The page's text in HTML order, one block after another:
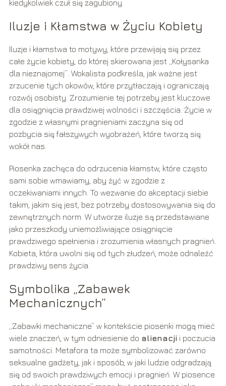
kiedykolwiek czuł się zagubiony.
Iluzje i Kłamstwa w Życiu Kobiety
Iluzje i kłamstwa to motywy, które przewijają się przez
całe życie kobiety, do której skierowana jest „Kołysanka
dla nieznajomej”. Wokalista podkreśla, jak ważne jest
zrzucenie tych okowów, które przytłaczają i ograniczają
rozwój osobisty. Zrozumienie tej potrzeby jest kluczowe
dla osiągnięcia prawdziwej wolności i szczęścia. Życie w
zgodzie z własnymi pragnieniami zaczyna się od
pozbycia się fałszywych wyobrażeń, które tworzą się
wokół nas.
Piosenka zachęca do odrzucenia kłamstw, które często
sami sobie wmawiamy, aby żyć w zgodzie z
oczekiwaniami innych. To wezwanie do akceptacji siebie
takim, jakim się jest, bez potrzeby dostosowywania się do
zewnętrznych norm. W utworze iluzje są przedstawiane
jako przeszkody uniemożliwiające osiągnięcie
prawdziwego spełnienia i zrozumienia własnych pragnień.
Kobieta, która uwolni się od tych złudzeń, może odnaleźć
prawdziwy sens życia.
Symbolika „Zabawek
Mechanicznych”
„Zabawki mechaniczne” w kontekście piosenki mogą mieć
wiele znaczeń, w tym odniesienie do alienacji i poczucia
samotności. Metafora ta może symbolizować zarówno
seksualne gadżety, jak i sposób, w jaki ludzie odgradzają
się od swoich prawdziwych emocji i pragnień. W piosence